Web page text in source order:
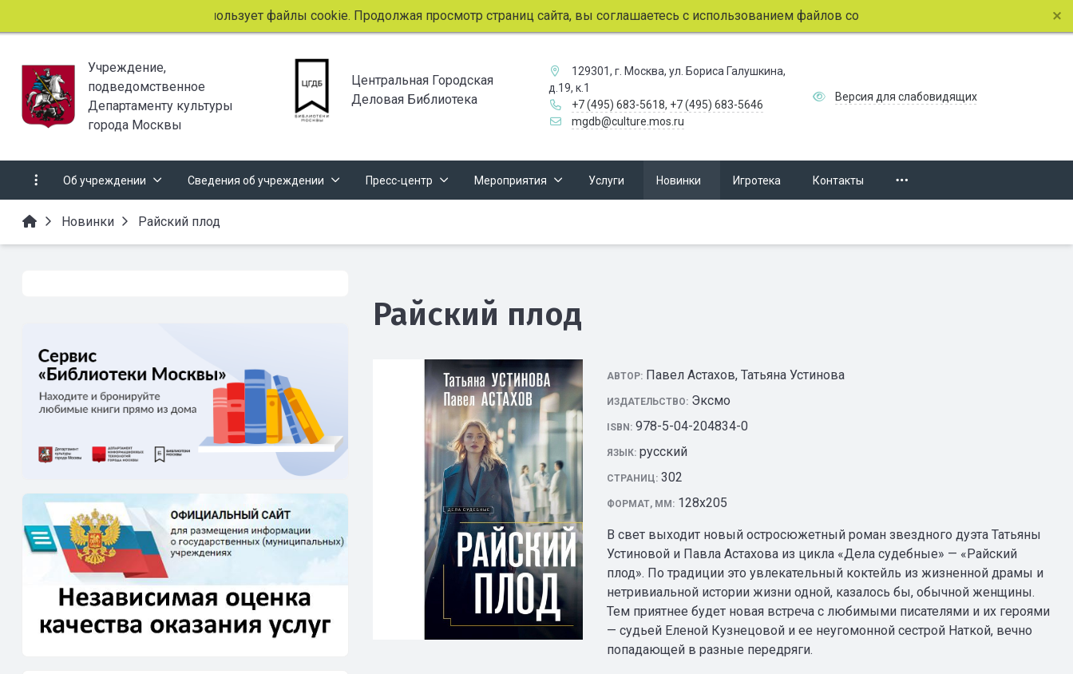
Этот сайт использует файлы cookie. Продолжая просмотр страниц сайта, вы соглашаетесь с использованием файлов cookie.
Учреждение,
подведомственное
Департаменту культуры
города Москвы
Центральная Городская
Деловая Библиотека
129301, г. Москва, ул. Бориса Галушкина,
д.19, к.1
+7 (495) 683-5618, +7 (495) 683-5646
mgdb@culture.mos.ru
Версия для слабовидящих
Об учреждении Сведения об учреждении Пресс-центр Мероприятия Услуги Новинки Игротека Контакты
Новинки Райский плод
Райский плод
АВТОР: Павел Астахов, Татьяна Устинова
ИЗДАТЕЛЬСТВО: Эксмо
ISBN: 978-5-04-204834-0
ЯЗЫК: русский
СТРАНИЦ: 302
ФОРМАТ, ММ: 128х205
В свет выходит новый остросюжетный роман звездного дуэта Татьяны
Устиновой и Павла Астахова из цикла «Дела судебные» — «Райский
плод». По традиции это увлекательный коктейль из жизненной драмы и
нетривиальной истории жизни одной, казалось бы, обычной женщины.
Тем приятнее будет новая встреча с любимыми писателями и их героями
— судьей Еленой Кузнецовой и ее неугомонной сестрой Наткой, вечно
попадающей в разные передряги.